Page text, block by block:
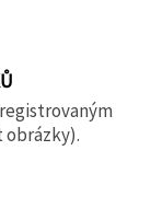
obrázky).